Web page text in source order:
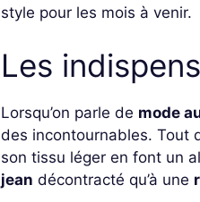
style pour les mois à venir.
Les
Lorsqu’on parle de mode
des incontournables. Tout
son tissu léger en font un
jean décontracté qu’à une